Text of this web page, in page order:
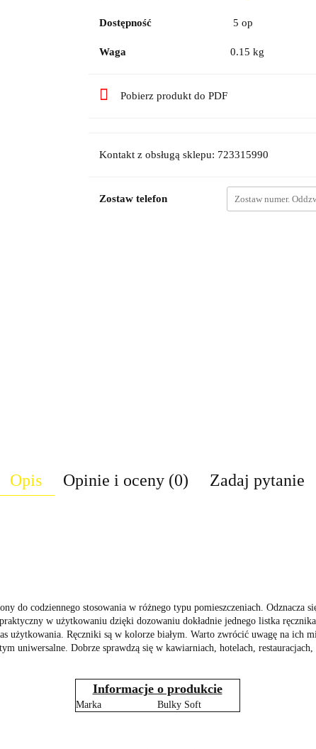
Dostępność 5 op
Waga 0.15 kg
Pobierz produkt do PDF
Kontakt z obsługą sklepu: 723315990
Zostaw telefon
Opis Opinie i oceny (0) Zadaj pytanie
do codziennego stosowania w różnego typu pomieszczeniach. Odznacza
w użytkowaniu dzięki dozowaniu dokładnie jednego listka
użytkowania. Ręczniki są w kolorze białym. Warto zwrócić uwagę na ich
uniwersalne. Dobrze sprawdzą się w kawiarniach, hotelach,
Informacje o produkcie
Marka Bulky Soft